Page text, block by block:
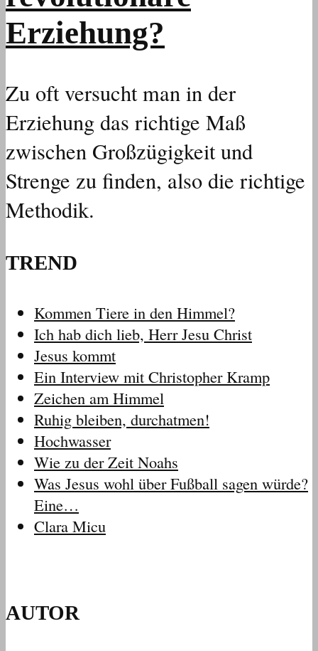
Erziehung?
Zu oft versucht man in der
Erziehung das richtige Maß
zwischen Großzügigkeit und
Strenge zu finden, also die richtige
Methodik.
TREND
Kommen Tiere in den Himmel?
Ich hab dich lieb, Herr Jesu Christ
Jesus kommt
Ein Interview mit Christopher Kramp
Zeichen am Himmel
Ruhig bleiben, durchatmen!
Hochwasser
Wie zu der Zeit Noahs
Was Jesus wohl über Fußball sagen würde?
Eine…
Clara Micu
AUTOR